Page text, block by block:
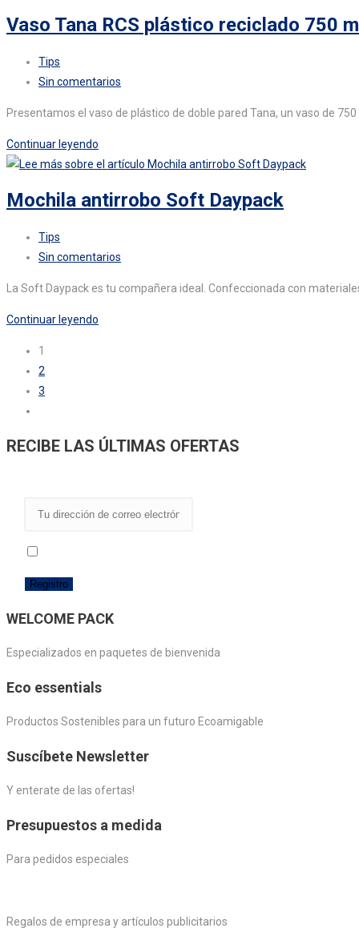
marca
Pacific
Vaso Tana RCS plástico reciclado 750
Categoría
de
entrada:
Tips
Comentarios
la
entrada:
Sin comentarios
Presentamos el vaso de plástico de doble pared Tana, un vaso de
Continuar leyendo
Tana
plástico
ml
Mochila antirrobo Soft Daypack
Categoría
de
entrada:
Tips
Comentarios
la
entrada:
Sin comentarios
La Soft Daypack es tu compañera ideal. Confeccionada con
Continuar leyendo
1
2
3
la
RECIBE LAS ÚLTIMAS OFERTAS
WELCOME PACK
Especializados en paquetes de bienvenida
Eco essentials
Productos Sostenibles para un futuro Ecoamigable
Suscíbete Newsletter
Y enterate de las ofertas!
Presupuestos a medida
Para pedidos especiales
Regalos de empresa y artículos publicitarios